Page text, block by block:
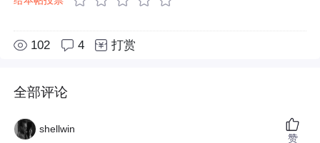
102 4 打赏
全部评论
shellwin
赞